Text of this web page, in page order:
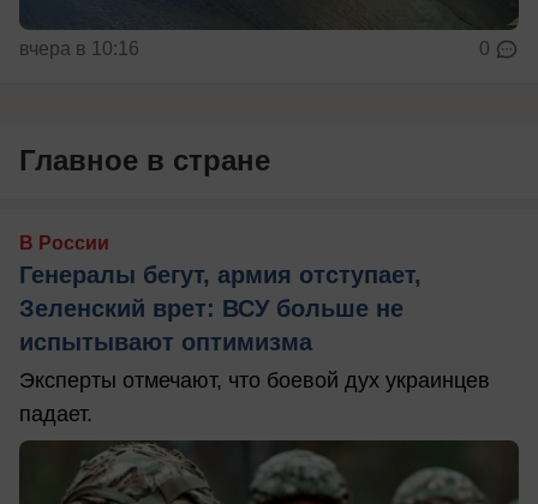
вчера в 10:16 0
Главное в стране
В России
Генералы бегут, армия отступает,
Зеленский врет: ВСУ больше не
испытывают оптимизма
Эксперты отмечают, что боевой дух украинцев
падает.